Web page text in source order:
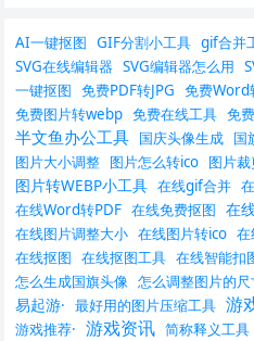
AI一键抠图 GIF分割小工具 gif合并
SVG在线编辑器 SVG编辑器怎么用
一键抠图 免费PDF转JPG 免费Word
免费图片转webp 免费在线工具 免
半文鱼办公工具 国庆头像生成 国
图片大小调整 图片怎么转ico 图片
图片转WEBP小工具 在线gif合并
在线Word转PDF 在线免费抠图 在
在线图片调整大小 在线图片转ico
在线抠图 在线抠图工具 在线智能扣
怎么生成国旗头像 怎么调整图片的
易起游· 最好用的图片压缩工具 游
游戏推荐· 游戏资讯 简称释义工具